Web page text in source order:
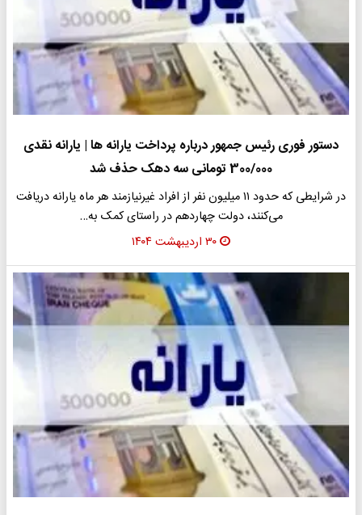
دستور فوری رئیس جمهور درباره پرداخت یارانه ها | یارانه نقدی
300/000 تومانی سه دهک حذف شد
در شرایطی که حدود ۱۱ میلیون نفر از افراد غیرنیازمند هر ماه یارانه دریافت
می‌کنند، دولت چهاردهم در راستای کمک به…
۳۰ اردیبهشت ۱۴۰۴